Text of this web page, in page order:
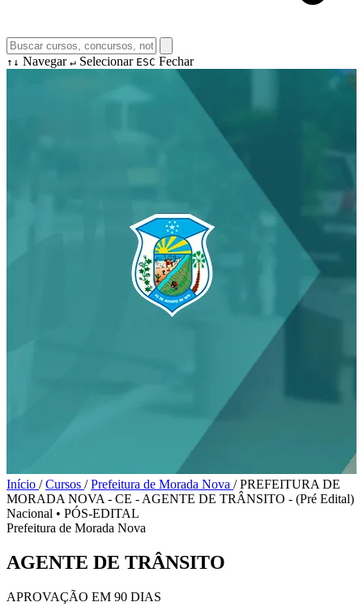
↑↓ Navegar ↵ Selecionar ESC Fechar
Início / Cursos / Prefeitura de Morada Nova / PREFEITURA DE
MORADA NOVA - CE - AGENTE DE TRÂNSITO - (Pré Edital)
Nacional • PÓS-EDITAL
Prefeitura de Morada Nova
AGENTE DE TRÂNSITO
APROVAÇÃO EM 90 DIAS